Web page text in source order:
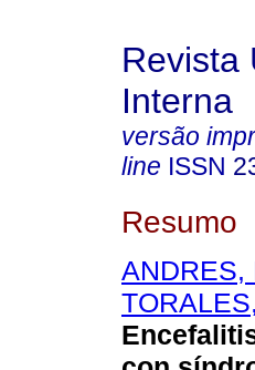
Revista
Interna
versão
line ISSN
Resumo
ANDRES,